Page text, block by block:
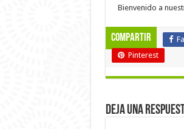
Bienvenido a
Compartir
Pinterest
Deja una